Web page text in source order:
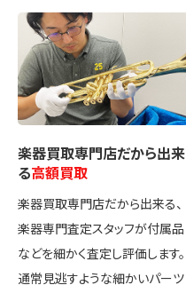
楽器買取専門店だから出来
る高額買取
楽器買取専門店だから出来る、
楽器専門査定スタッフが付属品
などを細かく査定し評価します。
通常見逃すような細かいパーツ